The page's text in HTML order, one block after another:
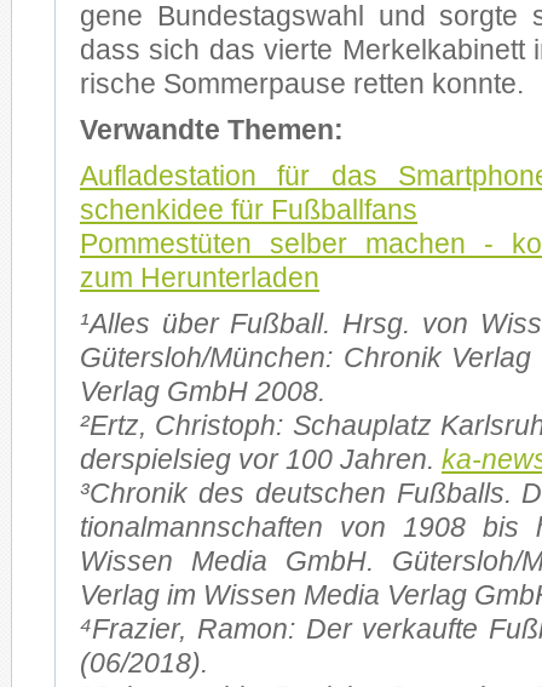
ge­ne Bun­des­tags­wahl und sorg­te
dass sich das vier­te Mer­kel­ka­bi­nett
ri­sche Som­mer­pau­se ret­ten konn­te.
Ver­wand­te The­men:
Auf­la­de­sta­ti­on für das
schenk­idee für Fuß­ball­fans
Pom­mes­tü­ten sel­ber ma­chen -
zum Her­un­ter­la­den
¹Al­les über Fuß­ball. Hrsg. von
Gütersloh/München: Chro­nik
Ver­lag GmbH 2008.
²Ertz, Chris­toph: Schau­platz
der­spiel­sieg vor 100 Jah­ren. ka-
³Chro­nik des deut­schen Fuß­balls.
tio­nal­mann­schaf­ten von 1908 bis
Wis­sen Me­dia GmbH. Gütersloh/
Ver­lag im Wis­sen Me­dia Ver­lag
⁴Fra­zier, Ra­mon: Der ver­kauf­te
(06/2018).